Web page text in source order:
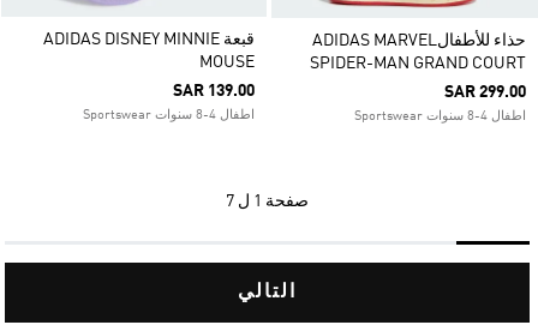
حذاء للأطفالADIDAS MARVEL
SPIDER-MAN GRAND COURT
SAR 299.00
اطفال 4-8 سنوات Sportswear
قبعة ADIDAS DISNEY MINNIE
MOUSE
SAR 139.00
اطفال 4-8 سنوات Sportswear
صفحة 1 ل 7
التالي